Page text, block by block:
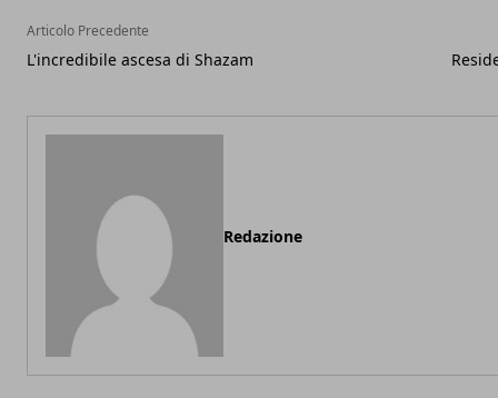
Articolo Precedente
L'incredibile ascesa di Shazam
Redazione